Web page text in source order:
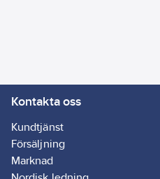
Kontakta oss
Kundtjänst
Försäljning
Marknad